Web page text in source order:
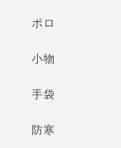
ポロ
小物
手袋
防寒